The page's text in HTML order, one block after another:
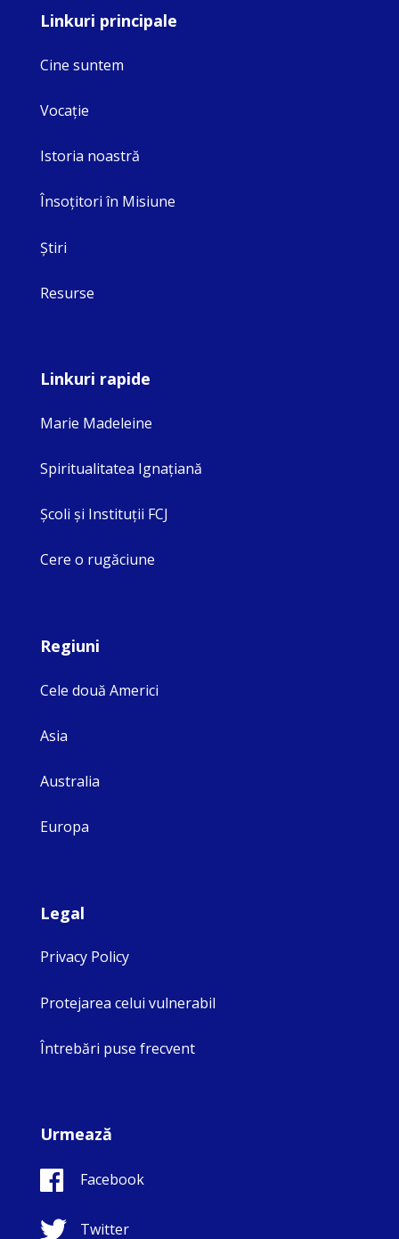
Linkuri principale
Cine suntem
Vocaţie
Istoria noastră
Însoţitori în Misiune
Ştiri
Resurse
Linkuri rapide
Marie Madeleine
Spiritualitatea Ignaţiană
Şcoli şi Instituţii FCJ
Cere o rugăciune
Regiuni
Cele două Americi
Asia
Australia
Europa
Legal
Privacy Policy
Protejarea celui vulnerabil
Întrebări puse frecvent
Urmează
Facebook
Twitter